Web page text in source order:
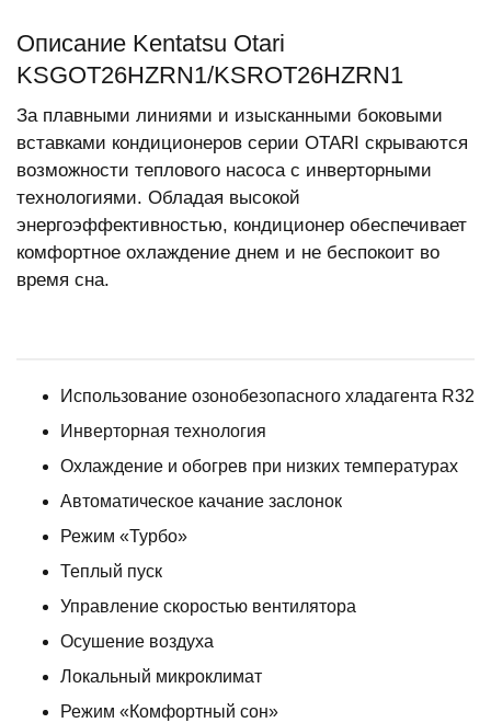
Описание Kentatsu Otari
KSGOT26HZRN1/KSROT26HZRN1
За плавными линиями и изысканными боковыми
вставками кондиционеров серии OTARI скрываются
возможности теплового насоса с инверторными
технологиями. Обладая высокой
энергоэффективностью, кондиционер обеспечивает
комфортное охлаждение днем и не беспокоит во
время сна.
Использование озонобезопасного хладагента R32
Инверторная технология
Охлаждение и обогрев при низких температурах
Автоматическое качание заслонок
Режим «Турбо»
Теплый пуск
Управление скоростью вентилятора
Осушение воздуха
Локальный микроклимат
Режим «Комфортный сон»